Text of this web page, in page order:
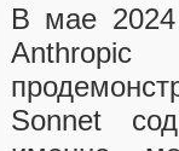
В мае 2024
Sonnet